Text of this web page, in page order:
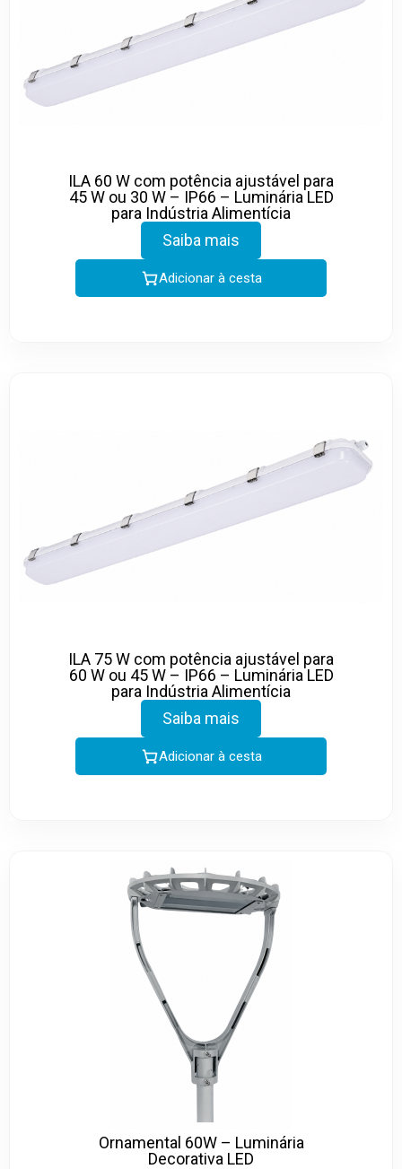
ILA 60 W com potência ajustável para
45 W ou 30 W – IP66 – Luminária LED
para Indústria Alimentícia
Saiba mais
Adicionar à cesta
ILA 75 W com potência ajustável para
60 W ou 45 W – IP66 – Luminária LED
para Indústria Alimentícia
Saiba mais
Adicionar à cesta
Ornamental 60W – Luminária
Decorativa LED